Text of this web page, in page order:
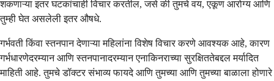
शकणाऱ्या इतर घटकांचाही विचार करतील, जसे की तुमचे वय, एकूण आरोग्य आणि
तुम्ही घेत असलेली इतर औषधे.
गर्भवती किंवा स्तनपान देणाऱ्या महिलांना विशेष विचार करणे आवश्यक आहे, कारण
गर्भधारणेदरम्यान आणि स्तनपानादरम्यान एनाकिनराच्या सुरक्षिततेबद्दल मर्यादित
माहिती आहे. तुमचे डॉक्टर संभाव्य फायदे आणि तुमच्या आणि तुमच्या बाळाला होणारे